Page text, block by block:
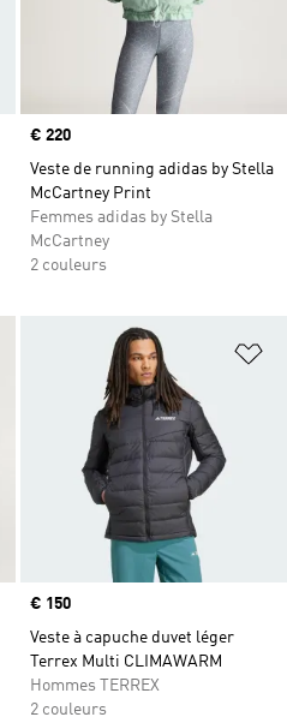
Prix
€ 220
Veste de running adidas by Stella
McCartney Print
Femmes adidas by Stella
McCartney
2 couleurs
Ajouter à la Liste de produits
Prix
€ 150
Veste à capuche duvet léger
Terrex Multi CLIMAWARM
Hommes TERREX
2 couleurs